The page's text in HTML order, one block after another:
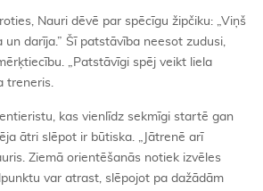
Nauri dēvē par spēcīgu žipčiku: „Viņš
un darīja.” Šī patstāvība neesot zudusi,
„Patstāvīgi spēj veikt liela
treneris.
kas vienlīdz sekmīgi startē gan
ātri slēpot ir būtiska. „Jātrenē arī
Ziemā orientēšanās notiek izvēles
var atrast, slēpojot pa dažādām